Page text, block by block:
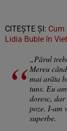
CITEȘTE ȘI:
Lidia Buble în
„Părul
Mereu
mai arăta
tuns. Eu
doresc,
poze. I-am
superbe.